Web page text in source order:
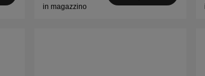
in magazzino